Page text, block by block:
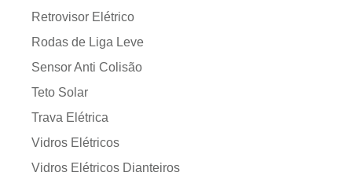
Retrovisor Elétrico
Rodas de Liga Leve
Sensor Anti Colisão
Teto Solar
Trava Elétrica
Vidros Elétricos
Vidros Elétricos Dianteiros